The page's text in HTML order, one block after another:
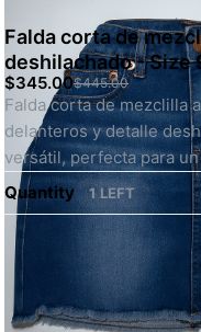
Falda corta de
deshilachado - Size
$345.00$445.00
Falda corta de mezclilla
delanteros y detalle
versátil, perfecta para
SKU: AC00003
Quantity 1 LEFT